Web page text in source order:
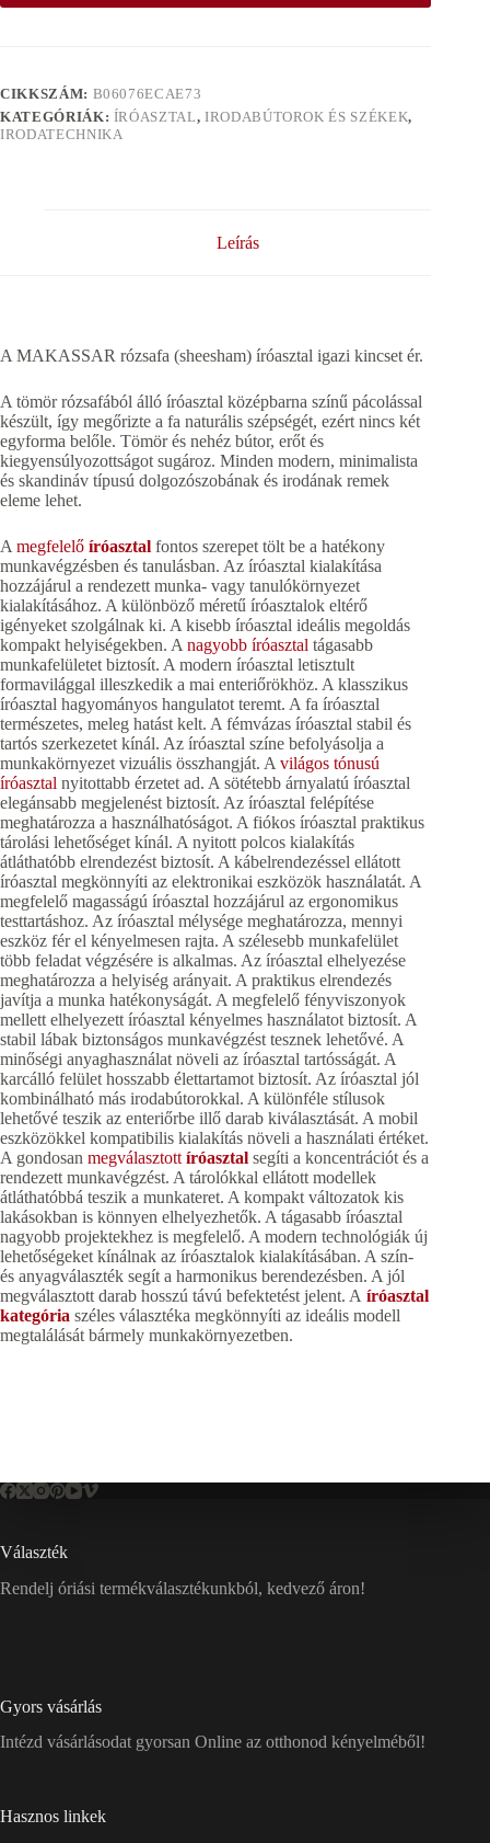
CIKKSZÁM: B06076ECAE73
KATEGÓRIÁK: ÍRÓASZTAL, IRODABÚTOROK ÉS SZÉKEK,
IRODATECHNIKA
Leírás
A MAKASSAR rózsafa (sheesham) íróasztal igazi kincset ér.
A tömör rózsafából álló íróasztal középbarna színű pácolással
készült, így megőrizte a fa naturális szépségét, ezért nincs két
egyforma belőle. Tömör és nehéz bútor, erőt és
kiegyensúlyozottságot sugároz. Minden modern, minimalista
és skandináv típusú dolgozószobának és irodának remek
eleme lehet.
Amegfelelő íróasztal fontos szerepet tölt be a hatékony
munkavégzésben és tanulásban. Az íróasztal kialakítása
hozzájárul a rendezett munka- vagy tanulókörnyezet
kialakításához. A különböző méretű íróasztalok eltérő
igényeket szolgálnak ki. A kisebb íróasztal ideális megoldás
kompakt helyiségekben. Anagyobb íróasztal tágasabb
munkafelületet biztosít. A modern íróasztal letisztult
formavilággal illeszkedik a mai enteriőrökhöz. A klasszikus
íróasztal hagyományos hangulatot teremt. A fa íróasztal
természetes, meleg hatást kelt. A fémvázas íróasztal stabil és
tartós szerkezetet kínál. Az íróasztal színe befolyásolja a
munkakörnyezet vizuális összhangját. Avilágos tónusú
íróasztal nyitottabb érzetet ad. A sötétebb árnyalatú íróasztal
elegánsabb megjelenést biztosít. Az íróasztal felépítése
meghatározza a használhatóságot. A fiókos íróasztal praktikus
tárolási lehetőséget kínál. A nyitott polcos kialakítás
átláthatóbb elrendezést biztosít. A kábelrendezéssel ellátott
íróasztal megkönnyíti az elektronikai eszközök használatát. A
megfelelő magasságú íróasztal hozzájárul az ergonomikus
testtartáshoz. Az íróasztal mélysége meghatározza, mennyi
eszköz fér el kényelmesen rajta. A szélesebb munkafelület
több feladat végzésére is alkalmas. Az íróasztal elhelyezése
meghatározza a helyiség arányait. A praktikus elrendezés
javítja a munka hatékonyságát. A megfelelő fényviszonyok
mellett elhelyezett íróasztal kényelmes használatot biztosít. A
stabil lábak biztonságos munkavégzést tesznek lehetővé. A
minőségi anyaghasználat növeli az íróasztal tartósságát. A
karcálló felület hosszabb élettartamot biztosít. Az íróasztal jól
kombinálható más irodabútorokkal. A különféle stílusok
lehetővé teszik az enteriőrbe illő darab kiválasztását. A mobil
eszközökkel kompatibilis kialakítás növeli a használati értéket.
A gondosan megválasztottíróasztal segíti a koncentrációt és a
rendezett munkavégzést. A tárolókkal ellátott modellek
átláthatóbbá teszik a munkateret. A kompakt változatok kis
lakásokban is könnyen elhelyezhetők. A tágasabb íróasztal
nagyobb projektekhez is megfelelő. A modern technológiák új
lehetőségeket kínálnak az íróasztalok kialakításában. A szín-
és anyagválaszték segít a harmonikus berendezésben. A jól
megválasztott darab hosszú távú befektetést jelent. A íróasztal
kategória széles választéka megkönnyíti az ideális modell
megtalálását bármely munkakörnyezetben.
Választék
Rendelj óriási termékválasztékunkból, kedvező áron!
Gyors vásárlás
Intézd vásárlásodat gyorsan Online az otthonod kényelméből!
Hasznos linkek